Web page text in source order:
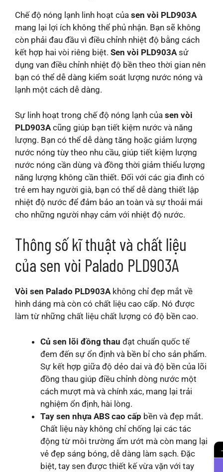
Chế độ nóng lạnh linh hoạt của sen vòi PLD903A
mang lại lợi ích không thể phủ nhận. Bạn sẽ không
còn phải đau đầu vì điều chỉnh nhiệt độ bằng cách
kết hợp hai vòi riêng biệt. Sen vòi PLD903Asử
dụng van điều chỉnh nhiệt độ bền theo thời gian nên
bạn có thể dễ dàng kiểm soát lượng nước nóng và
lạnh một cách dễ dàng.
Sự linh hoạt trong chế độ nóng lạnh của sen vòi
PLD903A cũng giúp bạn tiết kiệm nước và năng
lượng. Bạn có thể dễ dàng tăng hoặc giảm lượng
nước nóng tùy theo nhu cầu, giúp tiết kiệm lượng
nước nóng cần dùng và đồng thời giảm thiểu lượng
năng lượng không cần thiết. Đối với các gia đình có
trẻ em hay người già, bạn có thể dễ dàng thiết lập
nhiệt độ nước để đảm bảo an toàn và sự thoải mái
cho những người nhạy cảm với nhiệt độ nước.
Thông số kĩ thuật và chất liệu
của sen vòi Palado PLD903A
Vòi sen Palado PLD903Akhông chỉ đẹp mắt về
hình dáng mà còn có chất liệu cao cấp. Nó được
làm từ những chất liệu chất lượng có độ bền cao.
Củ sen lõi đồng thau đạt chuẩn quốc tế
đem đến sự ổn định và bền bỉ cho sản phẩm.
Sự kết hợp giữa độ dẻo dai và độ bền của lõi
đồng thau giúp điều chỉnh dòng nước một
cách mượt mà và chính xác, mang lại trải
nghiệm ổn định, hài lòng.
Tay sen nhựa ABS cao cấp bền và đẹp mắt.
Chất liệu này không chỉ chống lại các tác
động từ môi trường ẩm ướt mà còn mang lại
vẻ đẹp sáng bóng, dễ dàng làm sạch. Đặc
biệt, tay sen được thiết kế vừa vặn với tay